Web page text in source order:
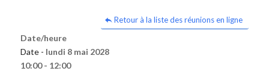
Retour à la liste des réunions en ligne
Date/heure
Date - lundi 8 mai 2028
10:00 - 12:00